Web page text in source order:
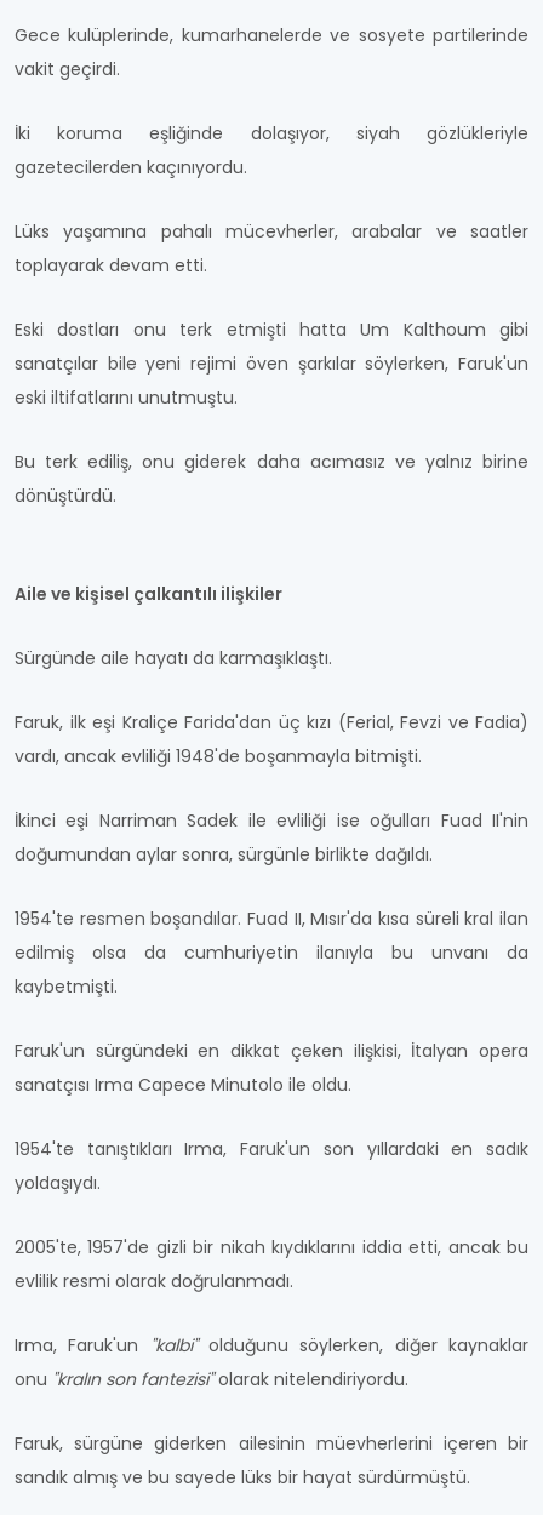
Gece kulüplerinde, kumarhanelerde ve sosyete partilerinde
vakit geçirdi.
İki koruma eşliğinde dolaşıyor, siyah gözlükleriyle
gazetecilerden kaçınıyordu.
Lüks yaşamına pahalı mücevherler, arabalar ve saatler
toplayarak devam etti.
Eski dostları onu terk etmişti hatta Um Kalthoum gibi
sanatçılar bile yeni rejimi öven şarkılar söylerken, Faruk'un
eski iltifatlarını unutmuştu.
Bu terk ediliş, onu giderek daha acımasız ve yalnız birine
dönüştürdü.
Aile ve kişisel çalkantılı ilişkiler
Sürgünde aile hayatı da karmaşıklaştı.
Faruk, ilk eşi Kraliçe Farida'dan üç kızı (Ferial, Fevzi ve Fadia)
vardı, ancak evliliği 1948'de boşanmayla bitmişti.
İkinci eşi Narriman Sadek ile evliliği ise oğulları Fuad II'nin
doğumundan aylar sonra, sürgünle birlikte dağıldı.
1954'te resmen boşandılar. Fuad II, Mısır'da kısa süreli kral ilan
edilmiş olsa da cumhuriyetin ilanıyla bu unvanı da
kaybetmişti.
Faruk'un sürgündeki en dikkat çeken ilişkisi, İtalyan opera
sanatçısı Irma Capece Minutolo ile oldu.
1954'te tanıştıkları Irma, Faruk'un son yıllardaki en sadık
yoldaşıydı.
2005'te, 1957'de gizli bir nikah kıydıklarını iddia etti, ancak bu
evlilik resmi olarak doğrulanmadı.
Irma, Faruk'un "kalbi"olduğunu söylerken, diğer kaynaklar
onu "kralın son fantezisi"olarak nitelendiriyordu.
Faruk, sürgüne giderken ailesinin müevherlerini içeren bir
sandık almış ve bu sayede lüks bir hayat sürdürmüştü.